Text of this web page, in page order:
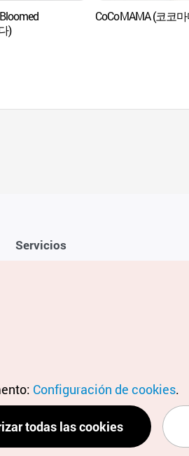
)
CoCoMAMA (코코
Servicios
Términos y condiciones de ubicación
personal
Política de ubicación personal
Configuración de cookies.
todas las cookies